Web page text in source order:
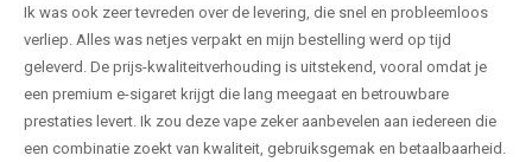
Ik was ook zeer tevreden over de levering, die snel en probleemloos
verliep. Alles was netjes verpakt en mijn bestelling werd op tijd
geleverd. De prijs-kwaliteitverhouding is uitstekend, vooral omdat je
een premium e-sigaret krijgt die lang meegaat en betrouwbare
prestaties levert. Ik zou deze vape zeker aanbevelen aan iedereen die
een combinatie zoekt van kwaliteit, gebruiksgemak en betaalbaarheid.